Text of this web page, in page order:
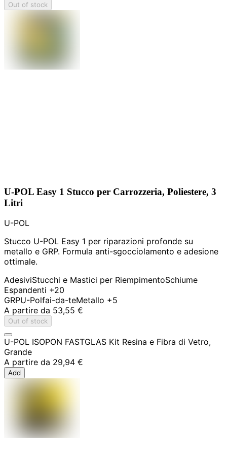
Out of stock
U-POL Easy 1 Stucco per Carrozzeria, Poliestere, 3
Litri
U-POL
Stucco U-POL Easy 1 per riparazioni profonde su
metallo e GRP. Formula anti-sgocciolamento e adesione
ottimale.
AdesiviStucchi e Mastici per RiempimentoSchiume
Espandenti +20
GRPU-Polfai-da-teMetallo +5
A partire da 53,55 €
Out of stock
U-POL ISOPON FASTGLAS Kit Resina e Fibra di Vetro,
Grande
A partire da 29,94 €
Add